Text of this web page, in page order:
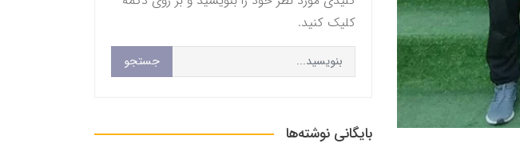
کلیک کنید.
جستجو
بایگانی نوشته‌ها